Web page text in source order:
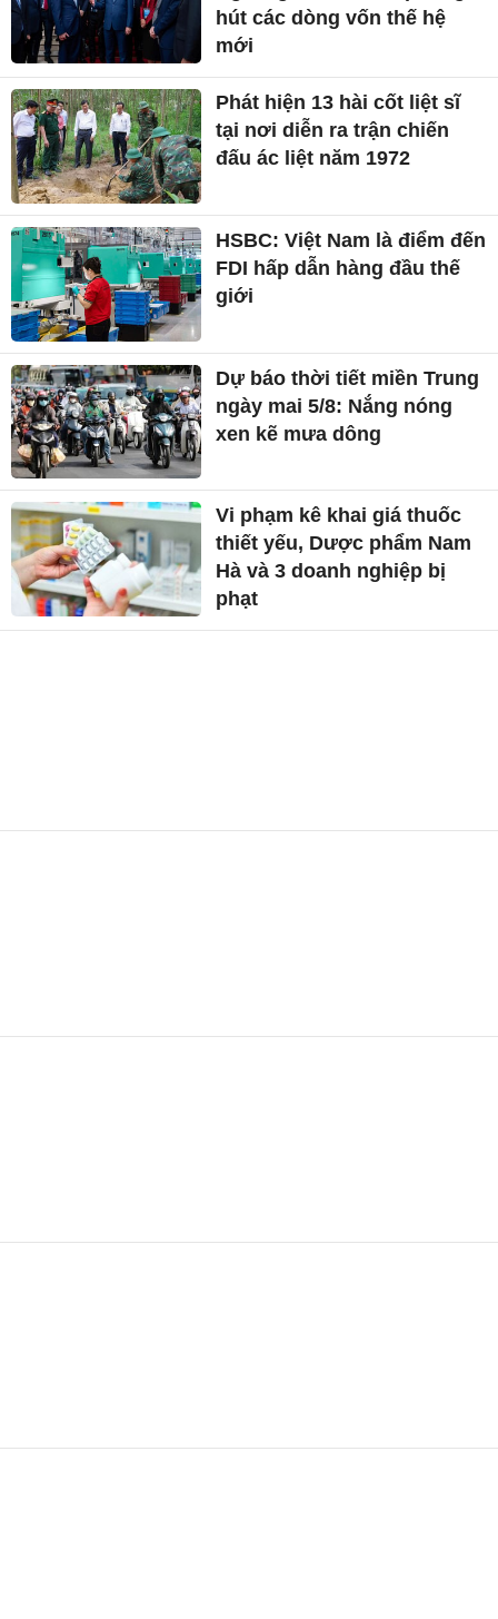
Dự báo thời tiết Hà Nội
ngày mai 5/8: Mưa lớn kèm
dông, nhiệt độ cao nhất
Chủ tịch Quốc hội: Ngành
Ngoại giao cần tiên phong
hút các dòng vốn thế hệ
Phát hiện 13 hài cốt liệt sĩ
tại nơi diễn ra trận chiến
đấu ác liệt năm 1972
HSBC: Việt Nam là điểm đến
FDI hấp dẫn hàng đầu thế
giới
thiết yếu, Dược phẩm Nam